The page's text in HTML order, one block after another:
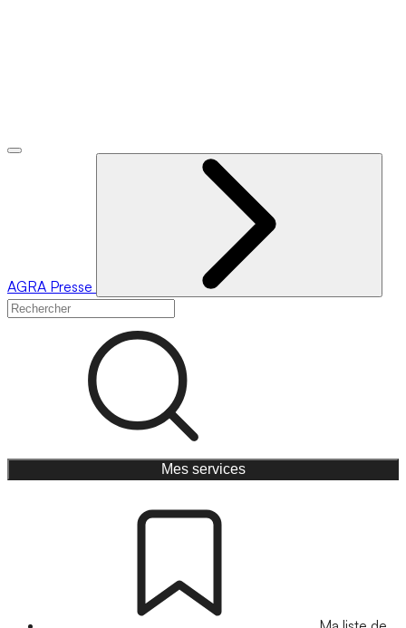
AGRA Presse
Mes services